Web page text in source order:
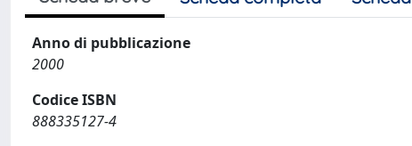
Anno di pubblicazione
2000
Codice ISBN
888335127-4